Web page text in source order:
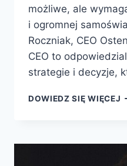
możliwe, ale
i ogromnej
Roczniak, CEO
CEO to
strategie i decyzje,
DOWIEDZ SIĘ WIĘCEJ